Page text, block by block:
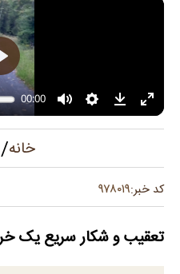
خانه/
کد خبر:۹۷۸۰۱۹
تعقیب و شکار سریع یک